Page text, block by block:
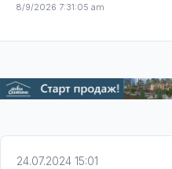
8/9/2026 7:31:05 am
24.07.2024 15:01